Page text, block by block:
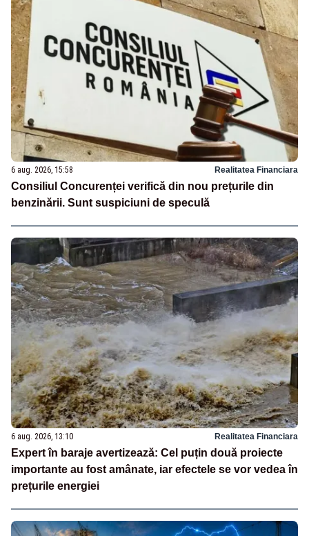
6 aug. 2026, 15:58 Realitatea Financiara
Consiliul Concurenței verifică din nou prețurile din
benzinării. Sunt suspiciuni de speculă
6 aug. 2026, 13:10 Realitatea Financiara
Expert în baraje avertizează: Cel puțin două proiecte
importante au fost amânate, iar efectele se vor vedea în
prețurile energiei